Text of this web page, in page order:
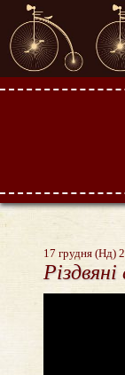
17 грудня (Нд)